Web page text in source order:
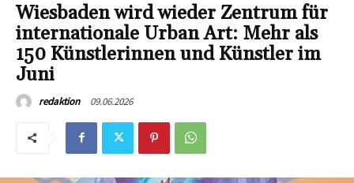
Wiesbaden wird wieder Zentrum für
internationale Urban Art: Mehr als
150 Künstlerinnen und Künstler im
Juni
redaktion 09.06.2026